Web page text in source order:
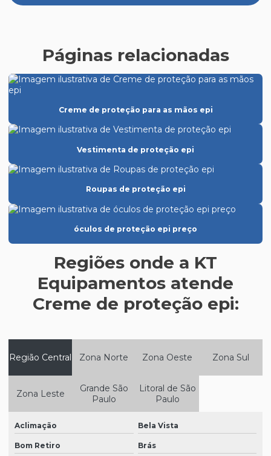
Empresas de epi
Empresas de epis em sp
Epi atacado distribuidor
Epi para câmara fria
Epi para cozinha industrial
Epi creme protetor solar
Epi para eletricista
Epi equipamento de proteção individual
Epi para espaço confinado
Epi para frigorífico
Epi para indústria de alimentos
Epi para indústria de tintas
Epi máscara de proteção respiratória
Epi para metalúrgica
Epi para trabalho em altura
Equipamentos de epi
Páginas relacionadas
Creme de proteção para as mãos epi
Vestimenta de proteção epi
Roupas de proteção epi
óculos de proteção epi preço
Regiões onde a KT
Equipamentos atende
Creme de proteção epi:
Região Central Zona Norte Zona Oeste Zona Sul
Zona Leste
Grande São
Paulo
Litoral de São
Paulo
Aclimação Bela Vista
Bom Retiro Brás